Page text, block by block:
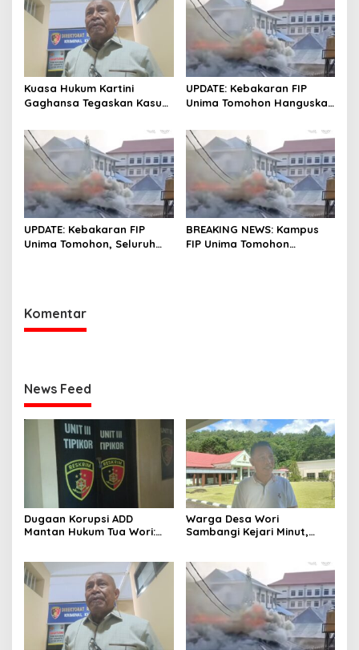
Dana Desa
Kuasa Hukum Kartini
Gaghansa Tegaskan Kasus
Buktikan Dua Alat Bukti Sah
UPDATE: Kebakaran FIP
Unima Tomohon Hanguskan
Gedung
UPDATE: Kebakaran FIP
Unima Tomohon, Seluruh
BREAKING NEWS: Kampus
FIP Unima Tomohon
Komentar
News Feed
Dugaan Korupsi ADD
Mantan Hukum Tua Wori:
Warga Desa Wori
Sambangi Kejari Minut,
Dana Desa